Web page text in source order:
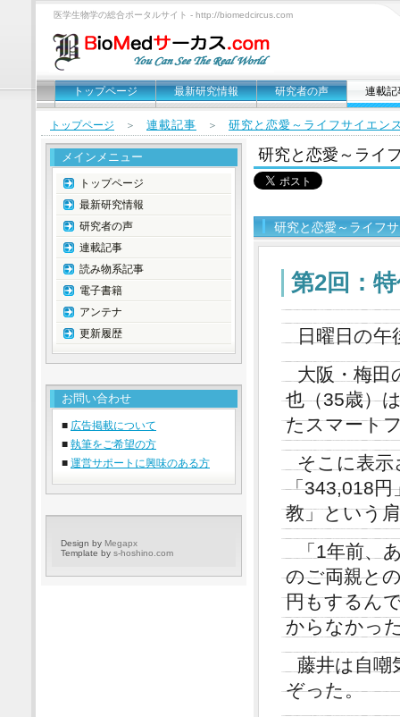
医学生物学の総合ポータルサイト - http://biomedcircus.com
トップページ 最新研究情報 研究者の声 連載記
トップページ ＞ 連載記事 ＞ 研究と恋愛～ライフサイエン
研究と恋愛～ライ
研究と恋愛～ライフ
第2回：
日曜日の午
大阪・梅田
也（35歳）
たスマート
そこに表
「343,018円
教」という
「1年前、
のご両親と
円もするん
からなかっ
藤井は自嘲
ぞった。
メインメニュー
トップページ
最新研究情報
研究者の声
連載記事
読み物系記事
電子書籍
アンテナ
更新履歴
お問い合わせ
■ 広告掲載について
■ 執筆をご希望の方
■ 運営サポートに興味のある方
Design by Megapx
Template by s-hoshino.com